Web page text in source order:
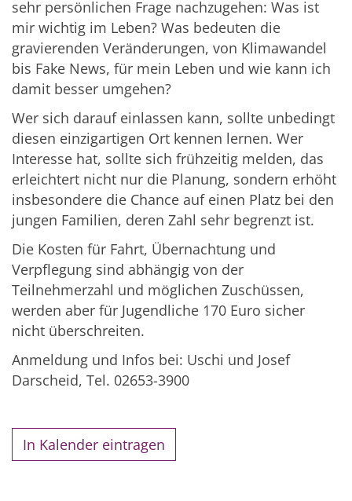
sehr persönlichen Frage nachzugehen: Was ist
mir wichtig im Leben? Was bedeuten die
gravierenden Veränderungen, von Klimawandel
bis Fake News, für mein Leben und wie kann ich
damit besser umgehen?
Wer sich darauf einlassen kann, sollte unbedingt
diesen einzigartigen Ort kennen lernen. Wer
Interesse hat, sollte sich frühzeitig melden, das
erleichtert nicht nur die Planung, sondern erhöht
insbesondere die Chance auf einen Platz bei den
jungen Familien, deren Zahl sehr begrenzt ist.
Die Kosten für Fahrt, Übernachtung und
Verpflegung sind abhängig von der
Teilnehmerzahl und möglichen Zuschüssen,
werden aber für Jugendliche 170 Euro sicher
nicht überschreiten.
Anmeldung und Infos bei: Uschi und Josef
Darscheid, Tel. 02653-3900
In Kalender eintragen